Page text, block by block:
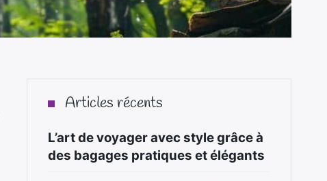
Articles récents
L’art de voyager avec style grâce à
des bagages pratiques et élégants